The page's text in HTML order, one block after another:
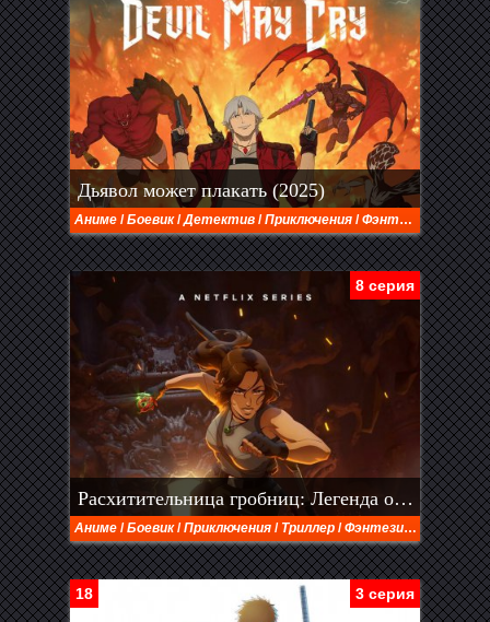
Дьявол может плакать (2025)
Аниме /Боевик/Детектив /Приключения /Фэнтези
8 серия
Расхитительница гробниц: Легенда о Ларе Крофт (2024)
Аниме /Боевик/Приключения / Триллер /Фэнтези/Дорамы
3 серия
18